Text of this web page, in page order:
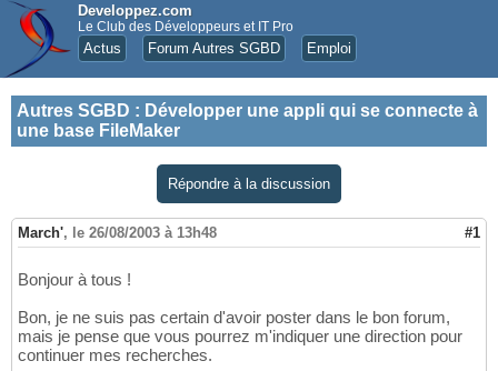
Developpez.com
Le Club des Développeurs et IT Pro
Actus Forum Autres SGBD Emploi
Autres SGBD : Développer une appli qui se connecte à
une base FileMaker
Répondre à la discussion
March', le 26/08/2003 à 13h48 #1
Bonjour à tous !
Bon, je ne suis pas certain d'avoir poster dans le bon forum,
mais je pense que vous pourrez m'indiquer une direction pour
continuer mes recherches.